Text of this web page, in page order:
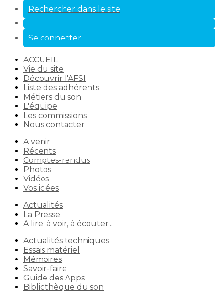
Rechercher dans le site
Se connecter
ACCUEIL
Vie du site
Découvrir l'AFSI
Liste des adhérents
Métiers du son
L'équipe
Les commissions
Nous contacter
A venir
Récents
Comptes-rendus
Photos
Vidéos
Vos idées
Actualités
La Presse
A lire, à voir, à écouter...
Actualités techniques
Essais matériel
Mémoires
Savoir-faire
Guide des Apps
Bibliothèque du son